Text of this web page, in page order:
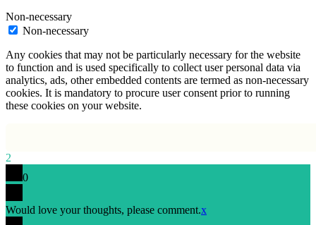
Non-necessary
Non-necessary
Any cookies that may not be particularly necessary for the website
to function and is used specifically to collect user personal data via
analytics, ads, other embedded contents are termed as non-necessary
cookies. It is mandatory to procure user consent prior to running
these cookies on your website.
2
0
Would love your thoughts, please comment.x